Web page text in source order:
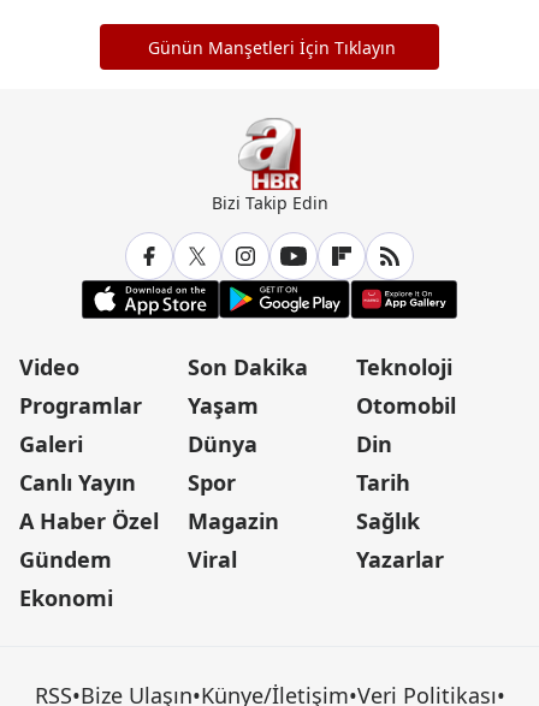
Günün Manşetleri İçin Tıklayın
Bizi Takip Edin
Video
Programlar
Galeri
Canlı Yayın
A Haber Özel
Gündem
Ekonomi
Son Dakika
Yaşam
Dünya
Spor
Magazin
Viral
Teknoloji
Otomobil
Din
Tarih
Sağlık
Yazarlar
RSS•Bize Ulaşın•Künye/İletişim•Veri Politikası•